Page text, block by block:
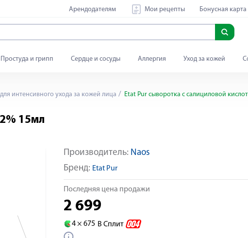
Арендодателям Мои рецепты Бонусная карта
Простуда и грипп Сердце и сосуды Аллергия Уход за кожей
интенсивного ухода за кожей лица Etat Pur сыворотка с салициловой
15мл
-30% от 2-х упаковок
Производитель: Naos
Бренд: Etat Pur
Последняя цена продажи
2 699
4 × 675 В Сплит